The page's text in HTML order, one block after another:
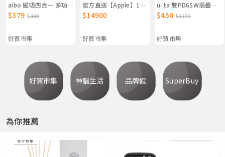
aibo 磁吸四合一 多功能鋁合金折疊支架（筆電/平板/手機/自拍棒）
$379 $880
好買市集
官方直送【Apple】11吋 iPad Wi-Fi機型 A16晶片 蘋果原廠出貨
$14900
好買市集
u-ta 雙PD65W摺疊腳GaN氮化鎵1A2C充電器IC8（筆電/USB/TypeC/iphone/iPad/平板）
$450 $1199
好買市集
好買市集 神腦生活 品牌館 SuperBuy
為你推薦